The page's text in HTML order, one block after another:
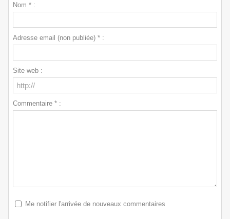
Nom * :
Adresse email (non publiée) * :
Site web :
Commentaire * :
Me notifier l'arrivée de nouveaux commentaires